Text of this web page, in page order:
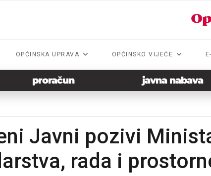
OPĆINSKA UPRAVA OPĆINSKO VIJEĆE
proračun javna nabava
Javni pozivi
rada i